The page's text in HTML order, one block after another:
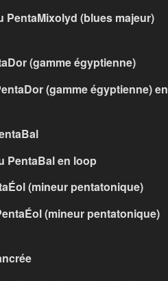
PentaMixolyd (blues majeur)
(gamme égyptienne)
(gamme égyptienne) en
PentaBal en loop
(mineur pentatonique)
(mineur pentatonique)